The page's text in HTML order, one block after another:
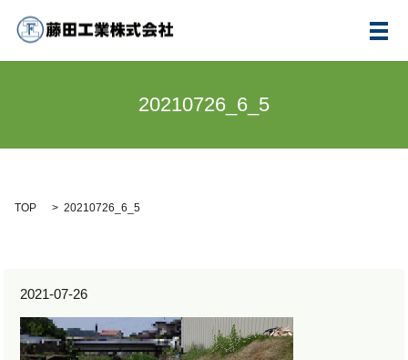
メ
20210726_6_5
TOP 20210726_6_5
2021-07-26